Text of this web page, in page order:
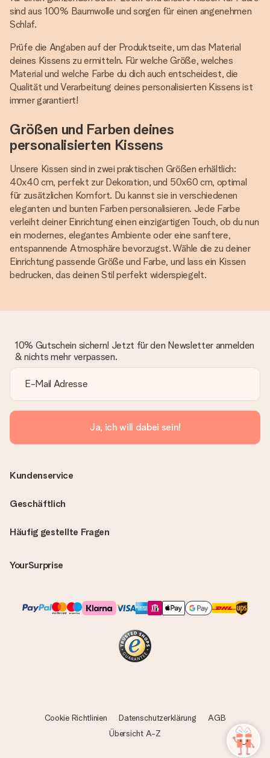
sind aus 100% Baumwolle und sorgen für einen angenehmen
Schlaf.
Prüfe die Angaben auf der Produktseite, um das Material
deines Kissens zu ermitteln. Für welche Größe, welches
Material und welche Farbe du dich auch entscheidest, die
Qualität und Verarbeitung deines personalisierten Kissens ist
immer garantiert!
Größen und Farben deines
personalisierten Kissens
Unsere Kissen sind in zwei praktischen Größen erhältlich:
40x40 cm, perfekt zur Dekoration, und 50x60 cm, optimal
für zusätzlichen Komfort. Du kannst sie in verschiedenen
eleganten und bunten Farben personalisieren. Jede Farbe
verleiht deiner Einrichtung einen einzigartigen Touch, ob du nun
ein modernes, elegantes Ambiente oder eine sanftere,
entspannende Atmosphäre bevorzugst. Wähle die zu deiner
Einrichtung passende Größe und Farbe, und lass ein Kissen
bedrucken, das deinen Stil perfekt widerspiegelt.
10% Gutschein sichern! Jetzt für den Newsletter anmelden
& nichts mehr verpassen.
Ja, ich will dabei sein!
Häufig gestellte Fragen
YourSurprise
Kundenservice
Geschäftlich
Cookie Richtlinien Datenschutzerklärung
AGB
Übersicht A-Z